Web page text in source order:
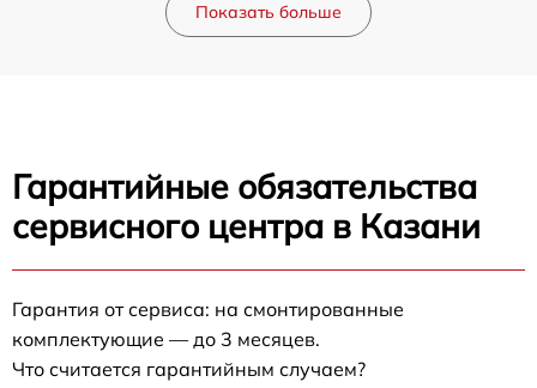
Показать больше
Гарантийные обязательства
сервисного центра в Казани
Гарантия от сервиса: на смонтированные
комплектующие — до 3 месяцев.
Что считается гарантийным случаем?